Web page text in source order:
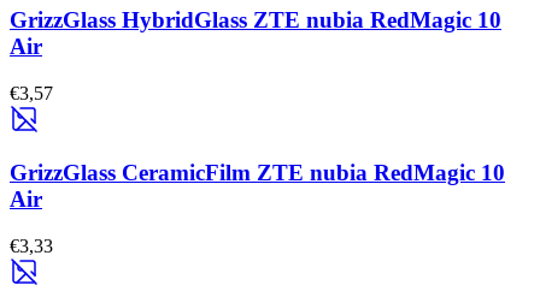
GrizzGlass HybridGlass ZTE nubia RedMagic 10
Air
€3,57
GrizzGlass CeramicFilm ZTE nubia RedMagic 10
Air
€3,33